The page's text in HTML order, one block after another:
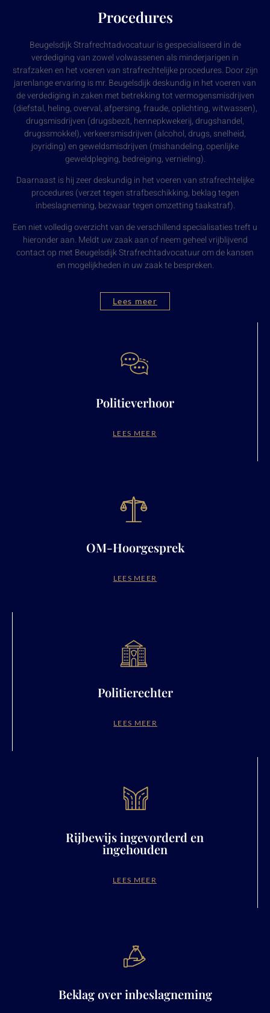
Procedures
Beugelsdijk Strafrechtadvocatuur is gespecialiseerd in de
verdediging van zowel volwassenen als minderjarigen in
strafzaken en het voeren van strafrechtelijke procedures. Door zijn
jarenlange ervaring is mr. Beugelsdijk deskundig in het voeren van
de verdediging in zaken met betrekking tot vermogensmisdrijven
(diefstal, heling, overval, afpersing, fraude, oplichting, witwassen),
drugsmisdrijven (drugsbezit, hennepkwekerij, drugshandel,
drugssmokkel), verkeersmisdrijven (alcohol, drugs, snelheid,
joyriding) en geweldsmisdrijven (mishandeling, openlijke
geweldpleging, bedreiging, vernieling).
Daarnaast is hij zeer deskundig in het voeren van strafrechtelijke
procedures (verzet tegen strafbeschikking, beklag tegen
inbeslagneming, bezwaar tegen omzetting taakstraf).
Een niet volledig overzicht van de verschillend specialisaties treft u
hieronder aan. Meldt uw zaak aan of neem geheel vrijblijvend
contact op met Beugelsdijk Strafrechtadvocatuur om de kansen
en mogelijkheden in uw zaak te bespreken.
Lees meer
Politieverhoor
LEES MEER
OM-Hoorgesprek
LEES MEER
Politierechter
LEES MEER
Rijbewijs ingevorderd en
ingehouden
LEES MEER
Beklag over inbeslagneming